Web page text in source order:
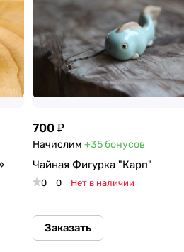
700 ₽
Начислим +35 бонусов
Чайная Фигурка "Карп"
0 0 Нет в наличии
Заказать